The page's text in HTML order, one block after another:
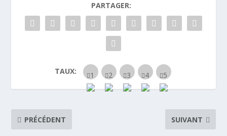
PARTAGER:
TAUX:
PRÉCÉDENT SUIVANT